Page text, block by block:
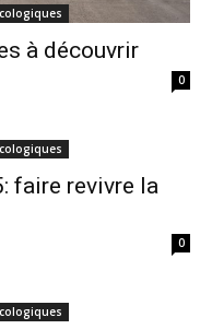
à découvrir
0
faire revivre la
0